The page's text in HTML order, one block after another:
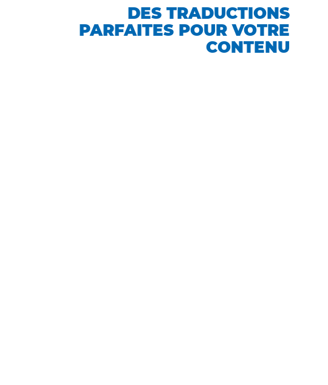
DES TRADUCTIONS
PARFAITES POUR VOTRE
CONTENU